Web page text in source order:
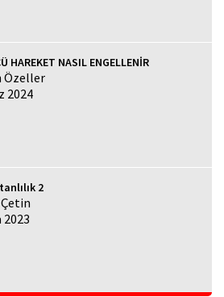
HAREKET NASIL ENGELLENİR
Özeller
2024
2
2023